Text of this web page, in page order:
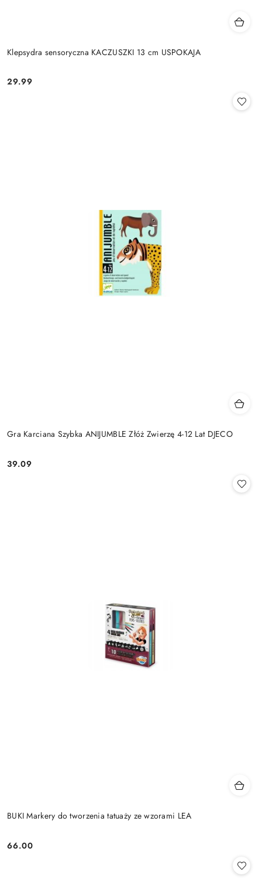
Klepsydra sensoryczna KACZUSZKI 13 cm USPOKAJA
Cena:
29.99
Gra Karciana Szybka ANIJUMBLE Złóż Zwierzę 4-12 Lat DJECO
Cena:
39.09
BUKI Markery do tworzenia tatuaży ze wzorami LEA
Cena:
66.00